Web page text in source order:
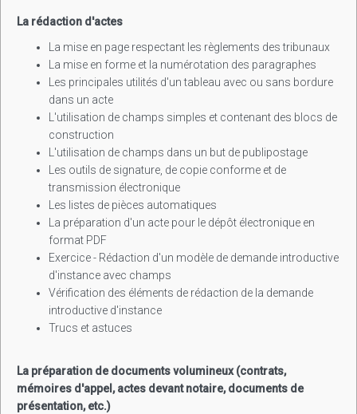
La rédaction d'actes
La mise en page respectant les règlements des tribunaux
La mise en forme et la numérotation des paragraphes
Les principales utilités d'un tableau avec ou sans bordure
dans un acte
L'utilisation de champs simples et contenant des blocs de
construction
L'utilisation de champs dans un but de publipostage
Les outils de signature, de copie conforme et de
transmission électronique
Les listes de pièces automatiques
La préparation d'un acte pour le dépôt électronique en
format PDF
Exercice - Rédaction d'un modèle de demande introductive
d'instance avec champs
Vérification des éléments de rédaction de la demande
introductive d'instance
Trucs et astuces
La préparation de documents volumineux (contrats,
mémoires d'appel, actes devant notaire, documents de
présentation, etc.)